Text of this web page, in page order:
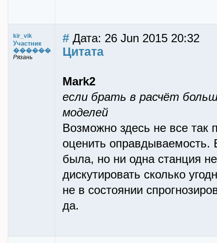
kir_vik
Участник
������
Рязань
# Дата: 26 Jun 2015 20:32
Цитата
Mark2
если брать в расчёт
моделей
Возможно здесь не все так
оценить оправдываемость.
была, но ни одна станция
дискутировать сколько
не в состоянии
да.